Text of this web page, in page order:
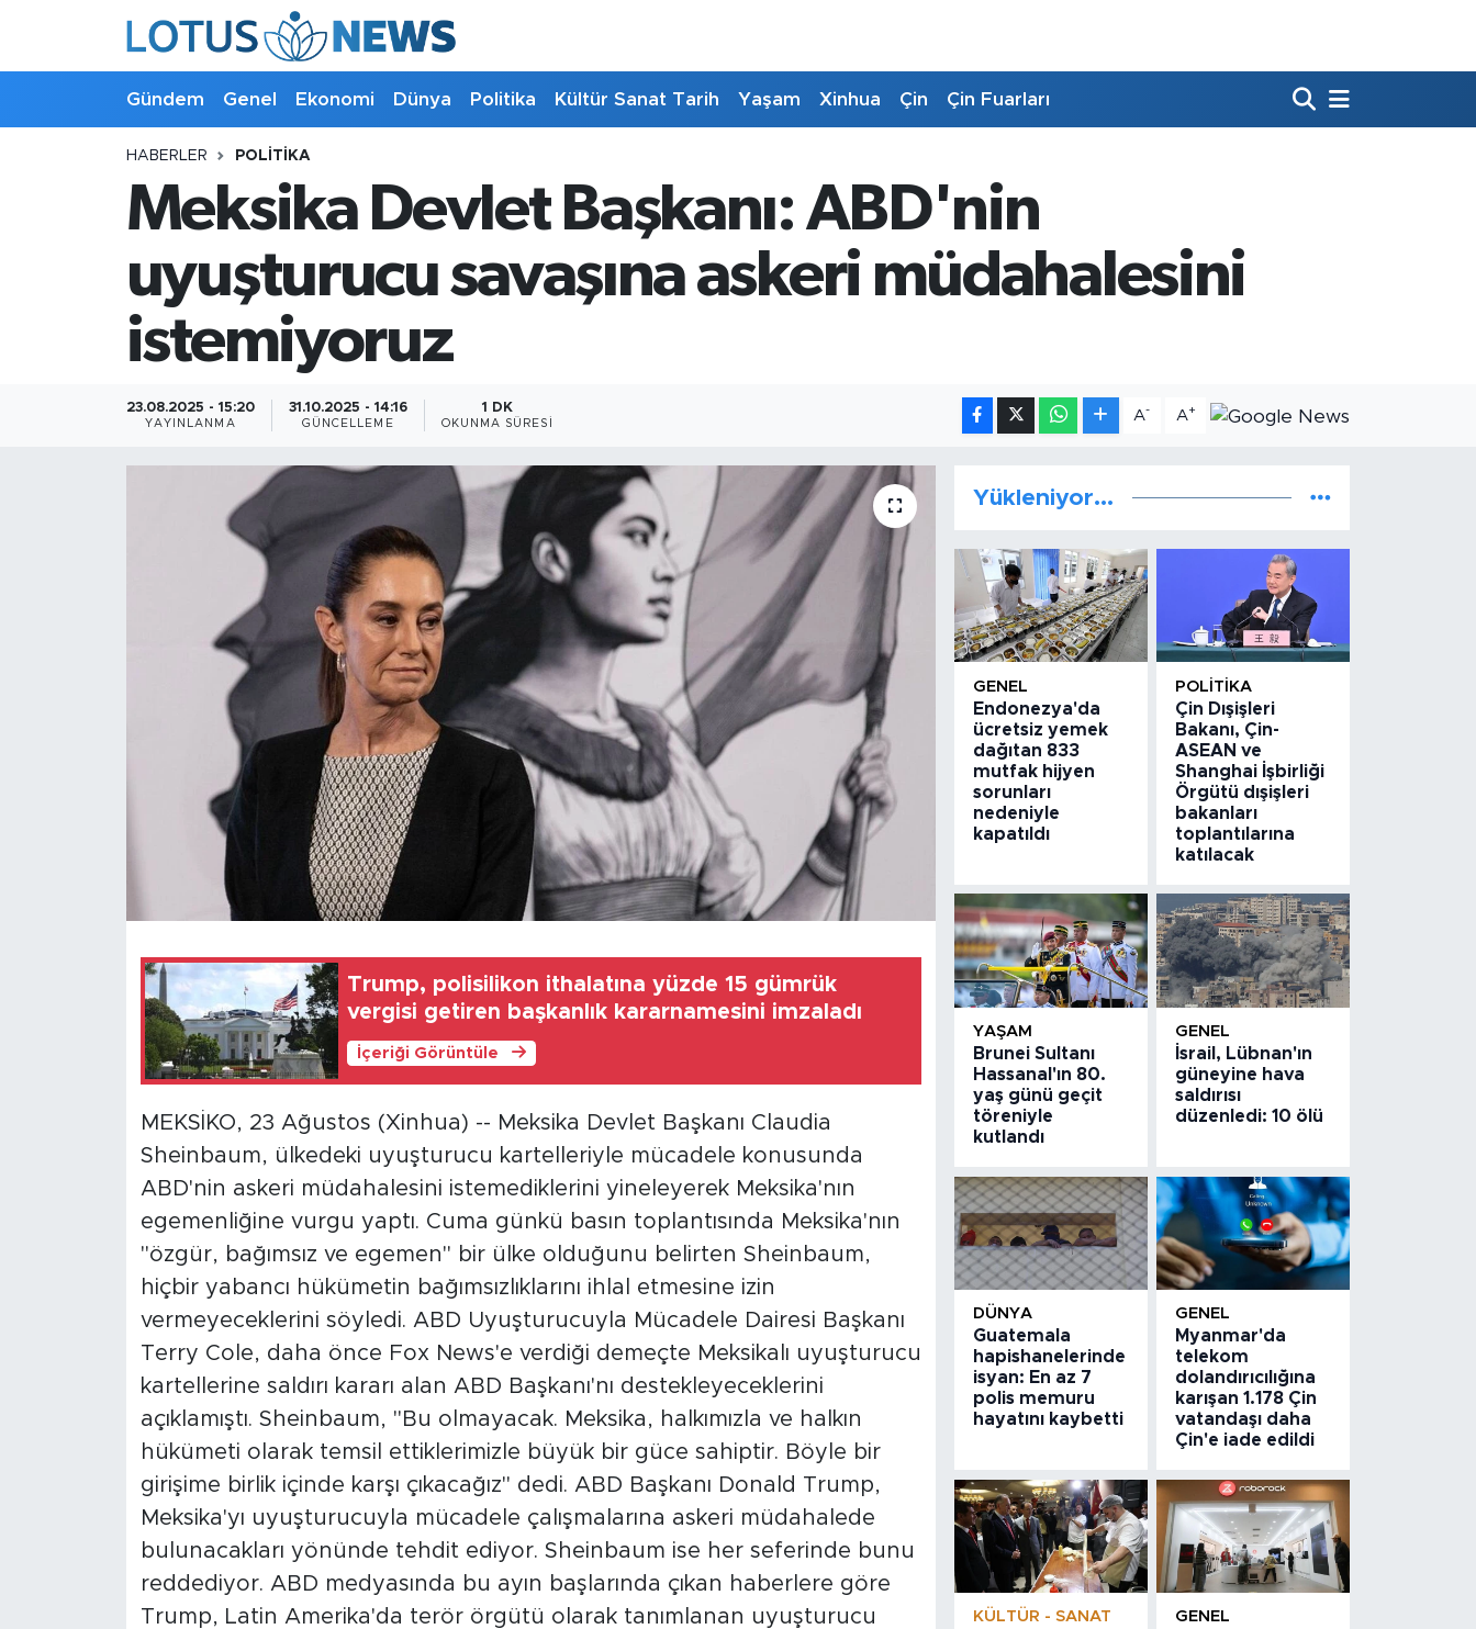
Gündem Genel Ekonomi Dünya Politika Kültür Sanat Tarih Yaşam Xinhua Çin Çin Fuarları
HABERLER POLITIKA
Meksika Devlet Başkanı: ABD'nin
uyuşturucu savaşına askeri müdahalesini
istemiyoruz
23.08.2025 - 15:20
YAYINLANMA
31.10.2025 - 14:16
GÜNCELLEME
1 DK
OKUNMA SÜRESI
A- A+
Trump, polisilikon ithalatına yüzde 15 gümrük
vergisi getiren başkanlık kararnamesini imzaladı
İçeriği Görüntüle
MEKSİKO, 23 Ağustos (Xinhua) -- Meksika Devlet Başkanı Claudia
Sheinbaum, ülkedeki uyuşturucu kartelleriyle mücadele konusunda
ABD'nin askeri müdahalesini istemediklerini yineleyerek Meksika'nın
egemenliğine vurgu yaptı. Cuma günkü basın toplantısında Meksika'nın
"özgür, bağımsız ve egemen" bir ülke olduğunu belirten Sheinbaum,
hiçbir yabancı hükümetin bağımsızlıklarını ihlal etmesine izin
vermeyeceklerini söyledi. ABD Uyuşturucuyla Mücadele Dairesi Başkanı
Terry Cole, daha önce Fox News'e verdiği demeçte Meksikalı uyuşturucu
kartellerine saldırı kararı alan ABD Başkanı'nı destekleyeceklerini
açıklamıştı. Sheinbaum, "Bu olmayacak. Meksika, halkımızla ve halkın
hükümeti olarak temsil ettiklerimizle büyük bir güce sahiptir. Böyle bir
girişime birlik içinde karşı çıkacağız" dedi. ABD Başkanı Donald Trump,
Meksika'yı uyuşturucuyla mücadele çalışmalarına askeri müdahalede
bulunacakları yönünde tehdit ediyor. Sheinbaum ise her seferinde bunu
reddediyor. ABD medyasında bu ayın başlarında çıkan haberlere göre
Trump, Latin Amerika'da terör örgütü olarak tanımlanan uyuşturucu
Yükleniyor...
GENEL
Endonezya'da
ücretsiz yemek
dağıtan 833
mutfak hijyen
sorunları
nedeniyle
kapatıldı
POLITIKA
Çin Dışişleri
Bakanı, Çin-
ASEAN ve
Shanghai İşbirliği
Örgütü dışişleri
bakanları
toplantılarına
katılacak
YAŞAM
Brunei Sultanı
Hassanal'ın 80.
yaş günü geçit
töreniyle
kutlandı
GENEL
İsrail, Lübnan'ın
güneyine hava
saldırısı
düzenledi: 10 ölü
DÜNYA
Guatemala
hapishanelerinde
isyan: En az 7
polis memuru
hayatını kaybetti
GENEL
Myanmar'da
telekom
dolandırıcılığına
karışan 1.178 Çin
vatandaşı daha
Çin'e iade edildi
KÜLTÜR - SANAT
GENEL
Kültür - Sanat ve Tarih
Bilim ve Teknoloji